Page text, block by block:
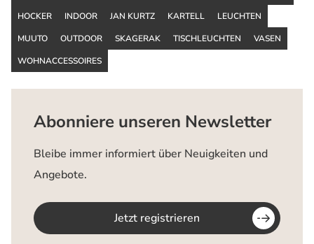
HOCKER
INDOOR JAN KURTZ KARTELL
LEUCHTEN
MUUTO
OUTDOOR SKAGERAK TISCHLEUCHTEN
VASEN
WOHNACCESSOIRES
Abonniere unseren Newsletter
Bleibe immer informiert über Neuigkeiten und
Angebote.
Jetzt registrieren